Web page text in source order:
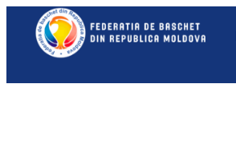
Перейти
содержимому